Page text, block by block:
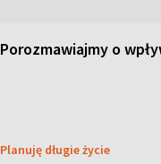
Porozmawiajmy o
Planuję długie życie